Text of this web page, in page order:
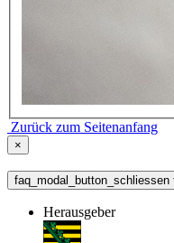
Zurück zum Seitenanfang
×
Herausgeber